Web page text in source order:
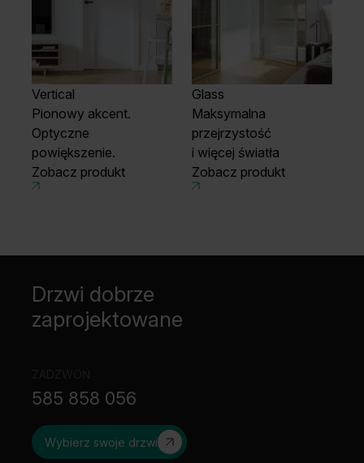
Vertical
Pionowy akcent.
Optyczne
powiększenie.
Zobacz produkt
Glass
Maksymalna
przejrzystość
i więcej światła
Zobacz produkt
Drzwi dobrze
zaprojektowane
585 858 056
Wybierz swoje drzwi